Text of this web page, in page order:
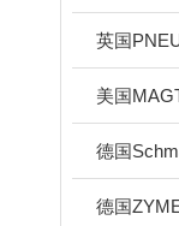
英国
美国
德国
德国